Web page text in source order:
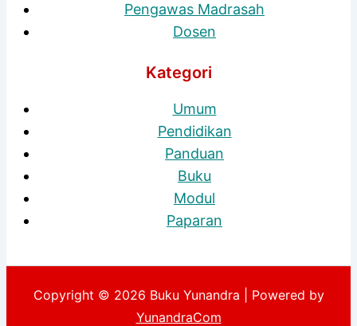
Pengawas Madrasah
Dosen
Kategori
Umum
Pendidikan
Panduan
Buku
Modul
Paparan
Copyright © 2026 Buku Yunandra | Powered by
YunandraCom